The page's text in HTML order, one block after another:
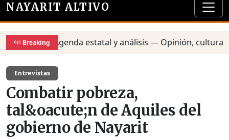
NAYARIT ALTIVO
Breaking
Agenda estatal y análisis — Opinión, cultura y
Entrevistas
Combatir pobreza,
tal&oacute;n de Aquiles del
gobierno de Nayarit